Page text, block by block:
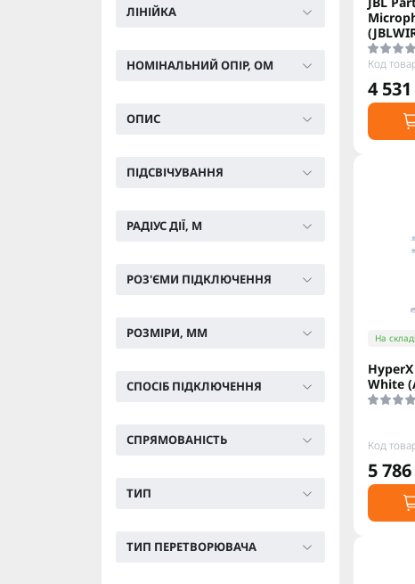
ЛІНІЙКА
НОМІНАЛЬНИЙ ОПІР, ОМ
ОПИС
ПІДСВІЧУВАННЯ
РАДІУС ДІЇ, М
РОЗ'ЄМИ ПІДКЛЮЧЕННЯ
РОЗМІРИ, ММ
СПОСІБ ПІДКЛЮЧЕННЯ
СПРЯМОВАНІСТЬ
ТИП
ТИП ПЕРЕТВОРЮВАЧА
Код
4
На складі
White
Код
5